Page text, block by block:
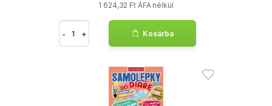
1 624,32 Ft ÁFA nélkül
- + Kosárba